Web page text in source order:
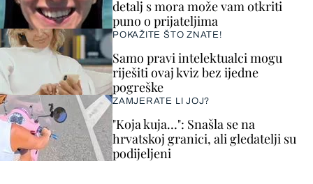
detalj s mora može vam otkriti
puno o prijateljima
POKAŽITE ŠTO ZNATE!
Samo pravi intelektualci mogu
riješiti ovaj kviz bez ijedne
pogreške
ZAMJERATE LI JOJ?
"Koja kuja…": Snašla se na
hrvatskoj granici, ali gledatelji su
podijeljeni